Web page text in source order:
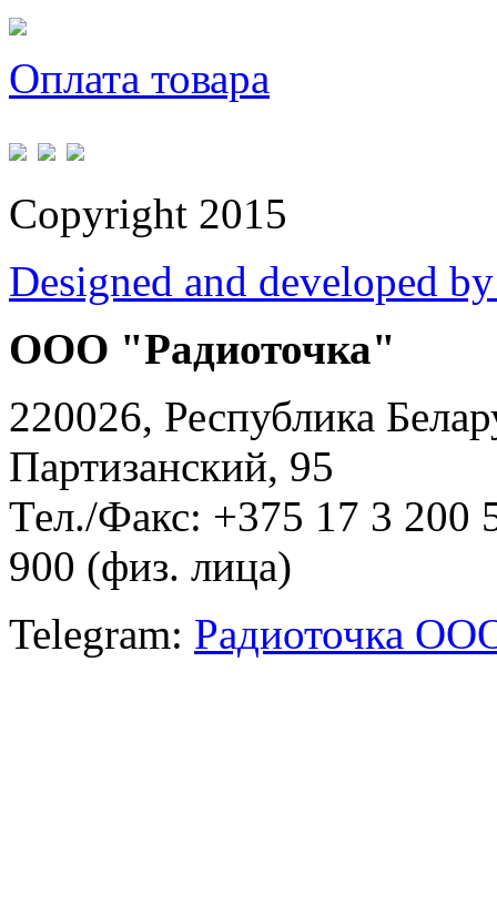
Оплата товара
Copyright 2015
Designed and developed
ООО "Радиоточка"
220026, Республика
Партизанский, 95
Тел./Факс: +375 17 3
900 (физ. лица)
Telegram: Радиоточка